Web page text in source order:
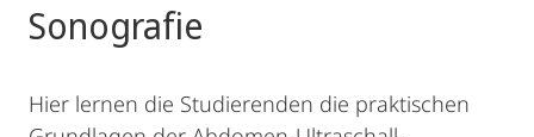
Sonografie
Hier lernen die Studierenden die praktischen